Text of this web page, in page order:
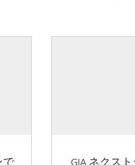
で
GIA ネクス